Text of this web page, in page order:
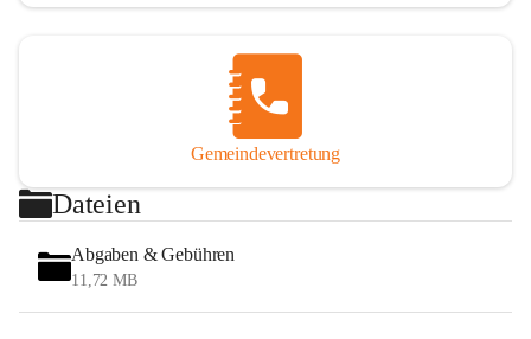
Gemeindevertretung
Dateien
Abgaben & Gebühren
11,72 MB